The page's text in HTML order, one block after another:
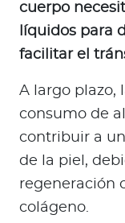
cuerpo
líquidos para
facilitar el
A largo plazo,
consumo de
contribuir a
de la piel,
regeneración
colágeno.